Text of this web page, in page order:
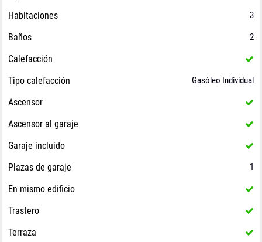
Habitaciones 3
Baños 2
Calefacción
Tipo calefacción
Gasóleo Individual
Ascensor
Ascensor al garaje
Garaje incluido
Plazas de garaje
1
En mismo edificio
Trastero
Terraza